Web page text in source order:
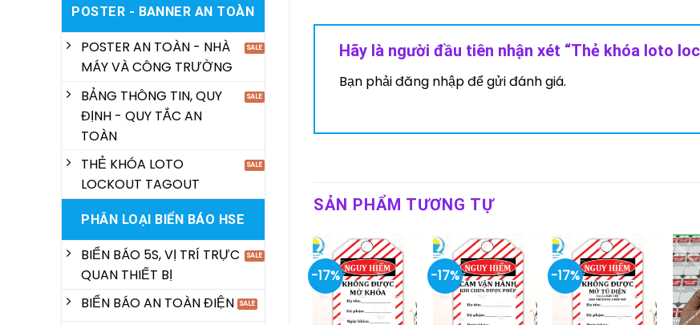
POSTER - BANNER AN TOÀN
POSTER AN TOÀN - NHÀ
MÁY VÀ CÔNG TRƯỜNG
BẢNG THÔNG TIN, QUY
ĐỊNH - QUY TẮC AN
TOÀN
THẺ KHÓA LOTO
LOCKOUT TAGOUT
PHÂN LOẠI BIỂN BÁO HSE
BIỂN BÁO 5S, VỊ TRÍ TRỰC
QUAN THIẾT BỊ
BIỂN BÁO AN TOÀN ĐIỆN
Hãy là người đầu tiên nhận xét “Thẻ khóa loto
Bạn phảiđăng nhậpđể gửi đánh giá.
SẢN PHẨM TƯƠNG TỰ
-17% -17% -17%